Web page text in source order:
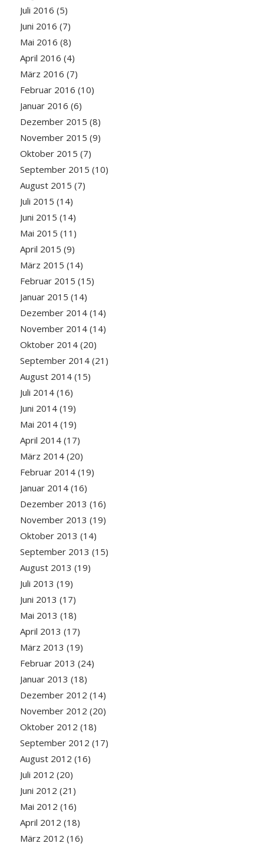
Juli 2016 (5)
Juni 2016 (7)
Mai 2016 (8)
April 2016 (4)
März 2016 (7)
Februar 2016 (10)
Januar 2016 (6)
Dezember 2015 (8)
November 2015 (9)
Oktober 2015 (7)
September 2015 (10)
August 2015 (7)
Juli 2015 (14)
Juni 2015 (14)
Mai 2015 (11)
April 2015 (9)
März 2015 (14)
Februar 2015 (15)
Januar 2015 (14)
Dezember 2014(14)
November 2014(14)
Oktober 2014(20)
September 2014(21)
August 2014(15)
Juli 2014(16)
Juni 2014(19)
Mai 2014(19)
April 2014(17)
März 2014(20)
Februar 2014(19)
Januar 2014(16)
Dezember 2013 (16)
November 2013 (19)
Oktober 2013 (14)
September 2013 (15)
August 2013 (19)
Juli 2013 (19)
Juni 2013 (17)
Mai 2013 (18)
April 2013 (17)
März 2013 (19)
Februar 2013 (24)
Januar 2013 (18)
Dezember 2012 (14)
November 2012 (20)
Oktober 2012 (18)
September 2012 (17)
August 2012 (16)
Juli 2012 (20)
Juni 2012 (21)
Mai 2012 (16)
April 2012 (18)
März 2012 (16)